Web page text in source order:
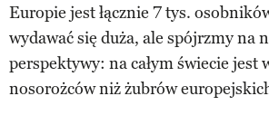
Europie jest łącznie 7 tys.
wydawać się duża, ale spójrzmy na
perspektywy: na całym świecie jest
nosorożców niż żubrów